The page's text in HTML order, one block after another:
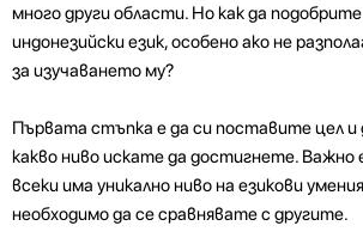
много други области. Но как да
индонезийски език, особено ако не
за изучаването му?
Първата стъпка е да си поставите цел и
какво ниво искате да достигнете. Важно
всеки има уникално ниво на езикови
необходимо да се сравнявате с другите.